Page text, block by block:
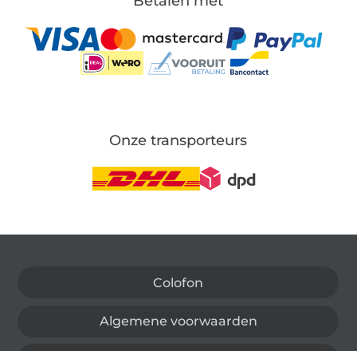
Onze transporteurs
Colofon
Algemene voorwaarden